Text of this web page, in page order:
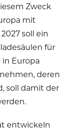
Zweck
mit
soll ein
für
Europa
deren
soll damit der
entwickeln